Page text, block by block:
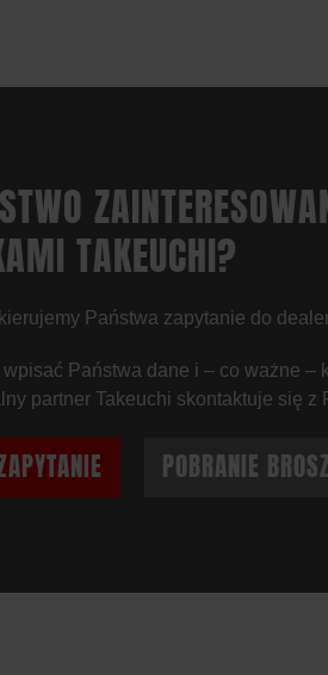
TAKEUCHI?
Państwa zapytanie do
wpisać Państwa dane i – co ważne –
partner Takeuchi skontaktuje się z
POBRANIE